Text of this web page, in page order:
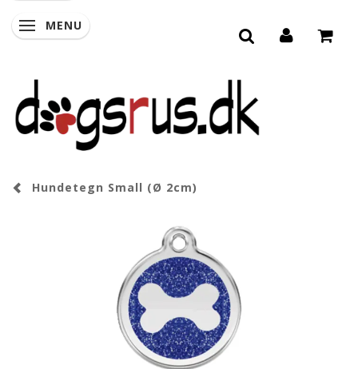
SKIFTE NAVIGATION
MENU
Hundetegn Small (Ø 2cm)